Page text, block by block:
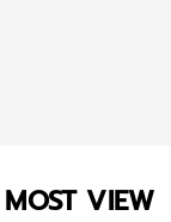
MOST VIEW